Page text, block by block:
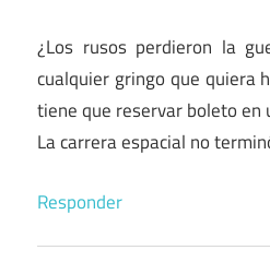
¿Los rusos perdieron la
cualquier gringo que quiera
tiene que reservar boleto en
La carrera espacial no
Responder